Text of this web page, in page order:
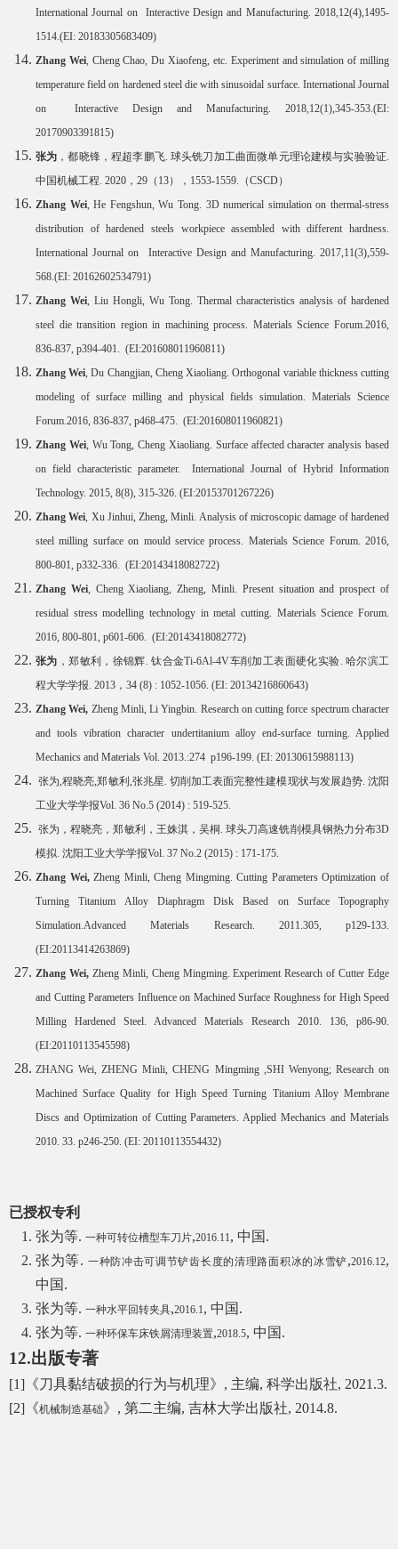
International Journal on Interactive Design and Manufacturing. 2018,12(4),1495-
1514.(EI: 20183305683409)
Zhang Wei, Cheng Chao, Du Xiaofeng, etc. Experiment and simulation of milling
temperature field on hardened steel die with sinusoidal surface. International Journal
on Interactive Design and Manufacturing. 2018,12(1),345-353.(EI:
20170903391815)
张为 ，都晓锋，程超李鹏飞. 球头铣刀加工曲面微单元理论建模与实验验证.
中国机械工程. 2020 ， 29 （ 13）， 1553-1559. （CSCD）
Zhang Wei, He Fengshun, Wu Tong. 3D numerical simulation on thermal-stress
distribution of hardened steels workpiece assembled with different hardness.
International Journal on Interactive Design and Manufacturing. 2017,11(3),559-
568.(EI: 20162602534791)
Zhang Wei, Liu Hongli, Wu Tong. Thermal characteristics analysis of hardened
steel die transition region in machining process. Materials Science Forum.2016,
836-837, p394-401. (EI:201608011960811)
Zhang Wei, Du Changjian, Cheng Xiaoliang. Orthogonal variable thickness cutting
modeling of surface milling and physical fields simulation. Materials Science
Forum.2016, 836-837, p468-475. (EI:201608011960821)
Zhang Wei, Wu Tong, Cheng Xiaoliang. Surface affected character analysis based
on field characteristic parameter. International Journal of Hybrid Information
Technology. 2015, 8(8), 315-326. (EI:20153701267226)
Zhang Wei, Xu Jinhui, Zheng, Minli. Analysis of microscopic damage of hardened
steel milling surface on mould service process. Materials Science Forum. 2016,
800-801, p332-336. (EI:20143418082722)
Zhang Wei, Cheng Xiaoliang, Zheng, Minli. Present situation and prospect of
residual stress modelling technology in metal cutting. Materials Science Forum.
2016, 800-801, p601-606. (EI:20143418082772)
张为 ，郑敏利，徐锦辉.钛合金Ti-6Al-4V车削加工表面硬化实验. 哈尔滨工
程大学学报. 2013 ， 34 (8) : 1052-1056. (EI: 20134216860643)
Zhang Wei, Zheng Minli, Li Yingbin. Research on cutting force spectrum character
and tools vibration character undertitanium alloy end-surface turning. Applied
Mechanics and Materials Vol. 2013.:274 p196-199. (EI: 20130615988113)
张为,程晓亮,郑敏利 ,张兆星. 切削加工表面完整性建模现状与发展趋势. 沈阳
工业大学学报Vol. 36 No.5 (2014) : 519-525.
张为，程晓亮，郑敏利，王姝淇，吴桐 .球头刀高速铣削模具钢热力分布3D
模拟. 沈阳工业大学学报Vol. 37 No.2 (2015) : 171-175.
Zhang Wei,Zheng Minli, Cheng Mingming. Cutting Parameters Optimization of
Turning Titanium Alloy Diaphragm Disk Based on Surface Topography
Simulation.Advanced Materials Research. 2011.305, p129-133.
(EI:20113414263869)
Zhang Wei,Zheng Minli, Cheng Mingming. Experiment Research of Cutter Edge
and Cutting Parameters Influence on Machined Surface Roughness for High Speed
Milling Hardened Steel. Advanced Materials Research 2010. 136, p86-90.
(EI:20110113545598)
ZHANG Wei, ZHENG Minli, CHENG Mingming ,SHI Wenyong; Research on
Machined Surface Quality for High Speed Turning Titanium Alloy Membrane
Discs and Optimization of Cutting Parameters. Applied Mechanics and Materials
2010. 33. p246-250. (EI: 20110113554432)
已授权专利
张为等. 一种可转位槽型车刀片,2016.11, 中国 .
张为等. 一种防冲击可调节铲齿长度的清理路面积冰的冰雪铲,2016.12,
中国 .
张为等. 一种水平回转夹具,2016.1, 中国 .
张为等. 一种环保车床铁屑清理装置,2018.5, 中国 .
12.出版专著
[1] 《刀具黏结破损的行为与机理》 , 主编, 科学出版社, 2021.3.
[2] 《机械制造基础》 , 第二主编, 吉林大学出版社, 2014.8.